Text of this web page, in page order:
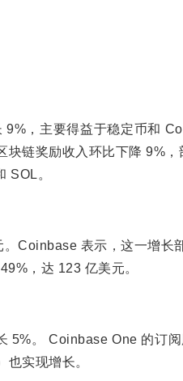
，主要得益于稳定币和
链奖励收入环比下降 9%
SOL。
Coinbase 表示，这一增长
，达 123 亿美元。
5%。 Coinbase One 的订
实现增长。